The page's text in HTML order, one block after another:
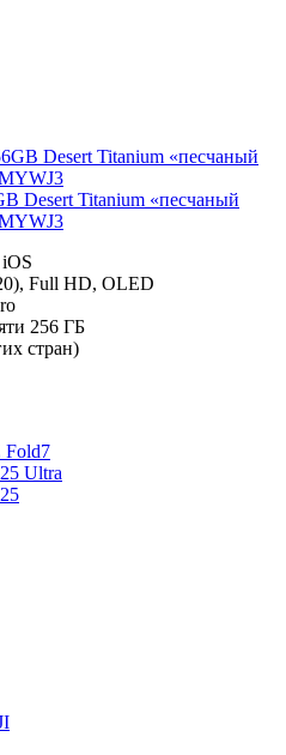
Desert Titanium «песчаный
Full HD, OLED
256 ГБ
стран)
Fold7
Ultra